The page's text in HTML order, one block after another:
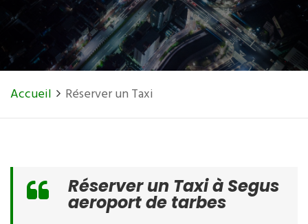
Accueil Réserver un Taxi
Réserver un Taxi à Segus
aeroport de tarbes